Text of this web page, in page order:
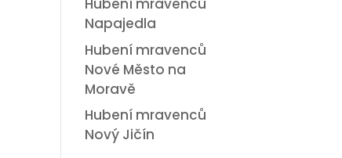
Hubení mravenců
Napajedla
Hubení mravenců
Nové Město na
Moravě
Hubení mravenců
Nový Jičín